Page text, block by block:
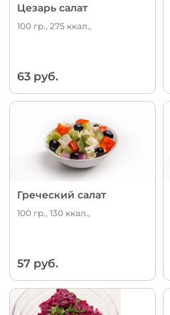
Цезарь салат
100 гр., 275 ккал.,
63 руб.
Греческий салат
100 гр., 130 ккал.,
57 руб.